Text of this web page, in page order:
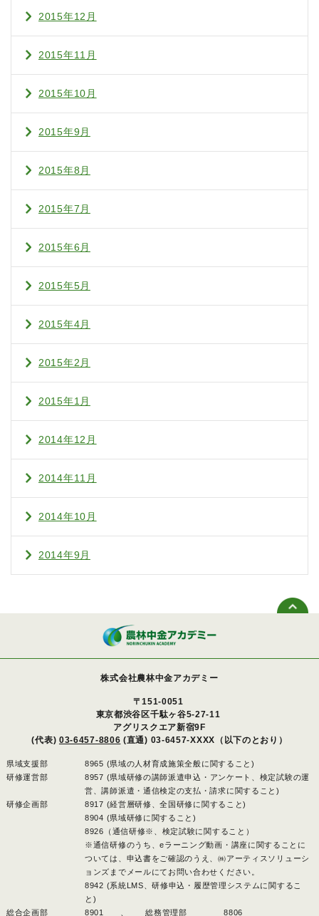
2015年12月
2015年11月
2015年10月
2015年9月
2015年8月
2015年7月
2015年6月
2015年5月
2015年4月
2015年2月
2015年1月
2014年12月
2014年11月
2014年10月
2014年9月
株式会社農林中金アカデミー
〒151-0051
東京都渋谷区千駄ヶ谷5-27-11
アグリスクエア新宿9F
(代表) 03-6457-8806 (直通) 03-6457-XXXX（以下のとおり）
県域支援部
8965 (県域の人材育成施策全般に関すること)
研修運営部
8957 (県域研修の講師派遣申込・アンケート、検定試験の運
営、講師派遣・通信検定の支払・請求に関すること)
研修企画部
8917 (経営層研修、全国研修に関すること)
8904 (県域研修に関すること)
8926（通信研修※、検定試験に関すること）
※通信研修のうち、eラーニング動画・講座に関することに
ついては、申込書をご確認のうえ、㈱アーティスソリューシ
ョンズまでメールにてお問い合わせください。
8942 (系統LMS、研修申込・履歴管理システムに関するこ
と)
総合企画部
8901 、総務管理部 8806